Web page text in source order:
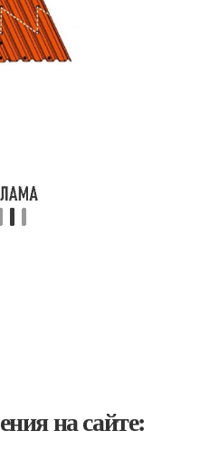
на сайте: